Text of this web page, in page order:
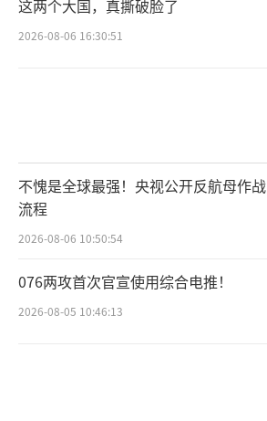
这两个大国，真撕破脸了
2026-08-06 16:30:51
不愧是全球最强！央视公开反航母作战
流程
2026-08-06 10:50:54
076两攻首次官宣使用综合电推！
2026-08-05 10:46:13